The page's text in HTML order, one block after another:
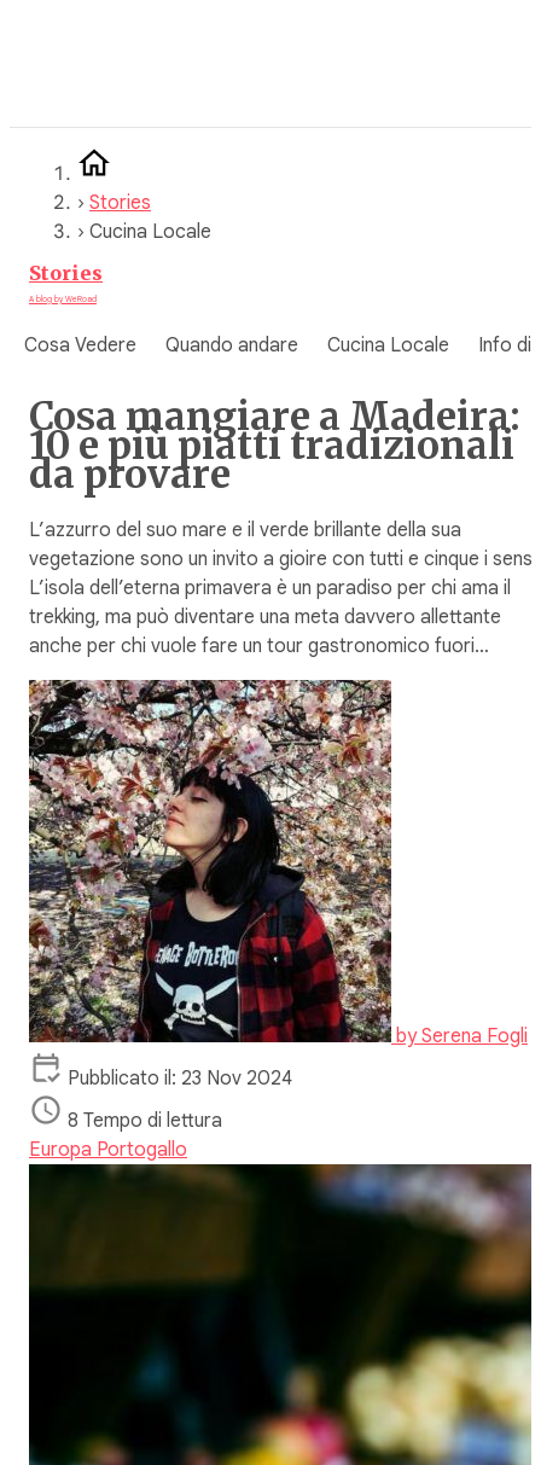
› Stories
› Cucina Locale
Stories
A blog by WeRoad
Cosa Vedere Quando andare Cucina Locale Info di
Cosa mangiare a Madeira:
10 e più piatti tradizionali
da provare
L’azzurro del suo mare e il verde brillante della sua
vegetazione sono un invito a gioire con tutti e cinque i sensi.
L’isola dell’eterna primavera è un paradiso per chi ama il
trekking, ma può diventare una meta davvero allettante
anche per chi vuole fare un tour gastronomico fuori…
bySerena Fogli
Pubblicato il: 23 Nov 2024
8 Tempo di lettura
Europa Portogallo